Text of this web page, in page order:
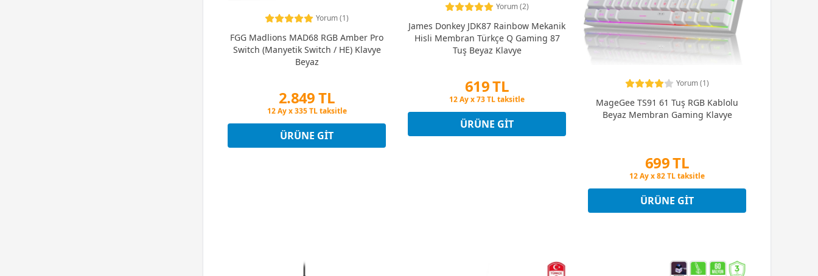
Yorum (1)
FGG Madlions MAD68 RGB Amber Pro
Switch (Manyetik Switch / HE) Klavye
Beyaz
2.849 TL
Peşin Fiyatına 3 Taksit
Peşin Fiyatına 3 Taksit
ÜRÜNE GIT
Yorum (2)
James Donkey JDK87 Rainbow Mekanik
Hisli Membran Türkçe Q Gaming 87
Tuş Beyaz Klavye
619 TL
Peşin Fiyatına 3 Taksit
Peşin Fiyatına 3 Taksit
ÜRÜNE GIT
Yorum (1)
MageGee TS91 61 Tuş RGB Kablolu
Beyaz Membran Gaming Klavye
699 TL
Peşin Fiyatına 3 Taksit
12 Ay x 82 TL taksitle
Peşin Fiyatına 3 Taksit
ÜRÜNE GIT